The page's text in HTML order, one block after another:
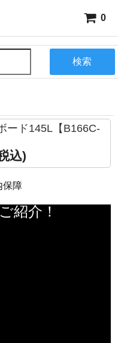
0
検索
ード145L【B166C-
込)
紹介！